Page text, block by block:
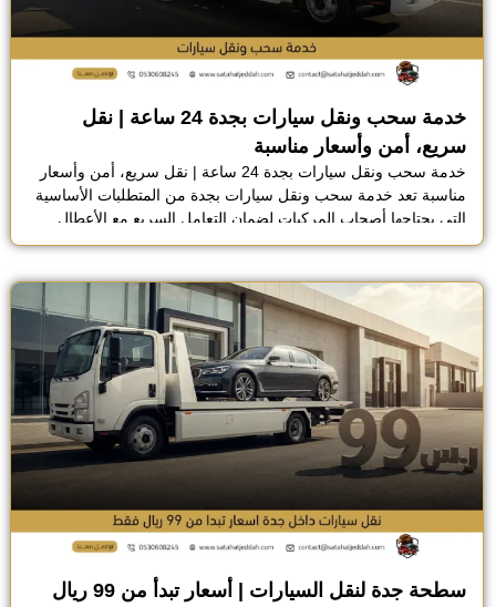
خدمة سحب ونقل سيارات بجدة 24 ساعة | نقل
سريع، أمن وأسعار مناسبة
خدمة سحب ونقل سيارات بجدة 24 ساعة | نقل سريع، أمن وأسعار
مناسبة تعد خدمة سحب ونقل سيارات بجدة من المتطلبات الأساسية
التي يحتاجها أصحاب المركبات لضمان التعامل السريع مع الأعطال
المفاجئة أو الحوادث المرورية بكل احترافية. تدرك مؤسسة الوفاء
والأمان، لذا حرصنا على تجهيز أسطول […]
سطحة جدة لنقل السيارات | أسعار تبدأ من 99 ريال